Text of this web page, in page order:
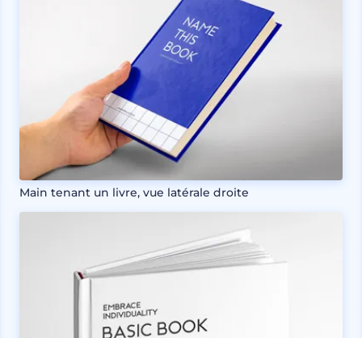
Main tenant un livre, vue latérale droite